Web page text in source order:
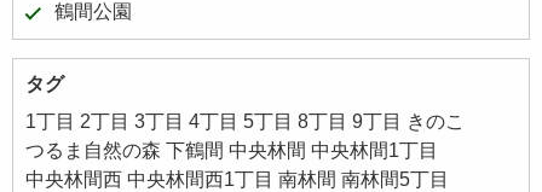
鶴間公園
タグ
1丁目 2丁目 3丁目 4丁目 5丁目 8丁目 9丁目 きのこ
つるま自然の森 下鶴間 中央林間 中央林間1丁目
中央林間西 中央林間西1丁目 南林間 南林間5丁目